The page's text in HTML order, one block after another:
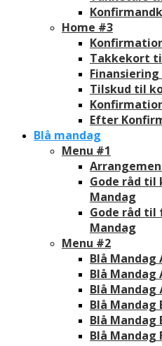
Home #3
Takkekort
Tilskud til
Efter
Blå mandag
Menu #1
Gode råd til
Mandag
Gode råd til
Mandag
Menu #2
Blå Mandag
Blå Mandag
Blå Mandag
Blå Mandag
Blå Mandag
Blå Mandag